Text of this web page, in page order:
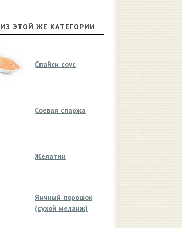
ИЗ ЭТОЙ ЖЕ КАТЕГОРИИ
Спайси соус
Соевая спаржа
Желатин
Яичный порошок
(сухой меланж)